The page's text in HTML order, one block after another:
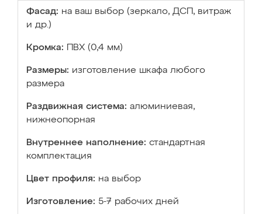
Фасад: на ваш выбор (зеркало, ДСП, витраж
и др.)
Кромка: ПВХ (0,4 мм)
Размеры: изготовление шкафа любого
размера
Раздвижная система: алюминиевая,
нижнеопорная
Внутреннее наполнение: стандартная
комплектация
Цвет профиля: на выбор
Изготовление: 5-7 рабочих дней